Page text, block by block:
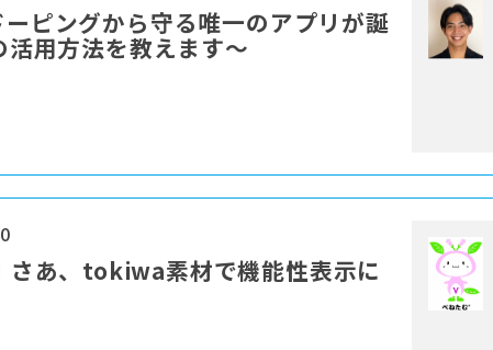
ピングから守る唯一のアプリが誕
用方法を教えます～
さあ、tokiwa素材で機能性表示に